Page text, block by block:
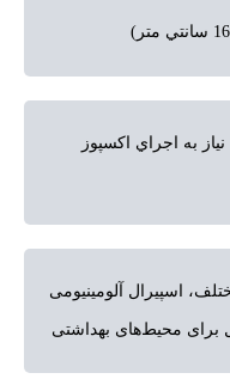
به اجراي اكسپوز
اسپیرال آلومینیومی
برای محیط‌های بهداشتی